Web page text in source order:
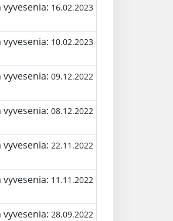
16.02.2023
10.02.2023
09.12.2022
08.12.2022
22.11.2022
11.11.2022
28.09.2022